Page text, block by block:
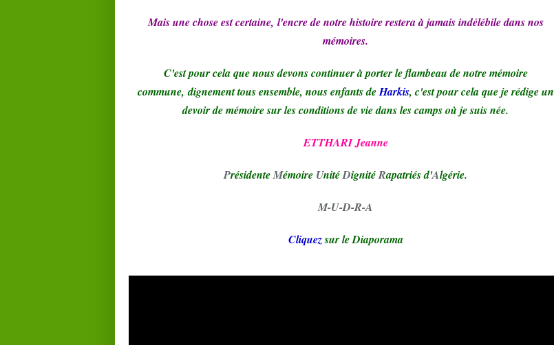
Mais une chose est certaine, l'encre de notre histoire restera à jamais indélébile dans nos
mémoires.
C'est pour cela que nous devons continuer à porter le flambeau de notre mémoire
commune, dignement tous ensemble, nous enfants deHarkis, c'est pour cela que je rédige un
devoir de mémoire sur les conditions de vie dans les camps où je suis née.
ETTHARI Jeanne
PrésidenteMémoire UnitéDignitéRapatriés d'Algérie.
M-U-D-R-A
Cliquezsur le Diaporama